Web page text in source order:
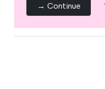
Continue →